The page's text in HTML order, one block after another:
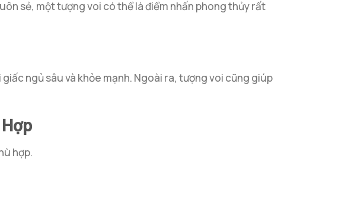
sẻ, một tượng voi có thể là điểm nhấn phong thủy rất
ngủ sâu và khỏe mạnh. Ngoài ra, tượng voi cũng giúp
hợp.